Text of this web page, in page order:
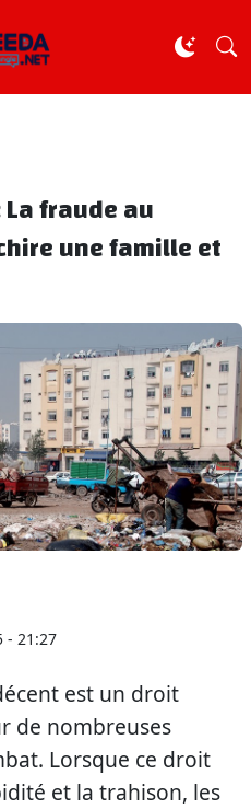
fraude au
une famille et
- 21:27
est un droit
de nombreuses
Lorsque ce droit
et la trahison, les